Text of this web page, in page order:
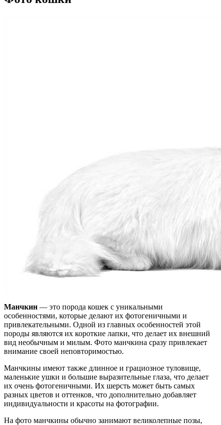
Манчкин — это порода кошек с уникальными
особенностями, которые делают их фотогеничными и
привлекательными. Одной из главных особенностей этой
породы являются их короткие лапки, что делает их внешний
вид необычным и милым. Фото манчкина сразу привлекает
внимание своей неповторимостью.
Манчкины имеют также длинное и грациозное туловище,
маленькие ушки и большие выразительные глаза, что делает
их очень фотогеничными. Их шерсть может быть самых
разных цветов и оттенков, что дополнительно добавляет
индивидуальности и красоты на фотографии.
На фото манчкины обычно занимают великолепные позы,